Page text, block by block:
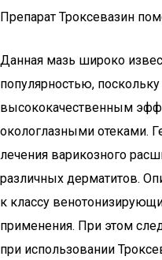
Препарат Троксевазин
Данная мазь широко
популярностью,
высококачественным
окологлазными отеками.
лечения варикозного
различных дерматитов.
к классу
применения. При этом
при использовании